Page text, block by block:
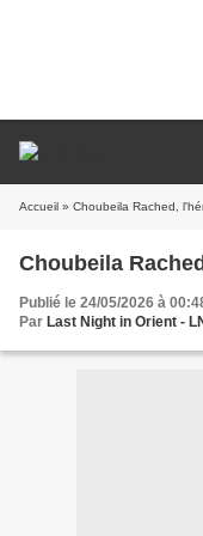
Accueil » Choubeila Rached,
Choubeila
Publié le 24/05/2026 à
Par Last Night in Orient -